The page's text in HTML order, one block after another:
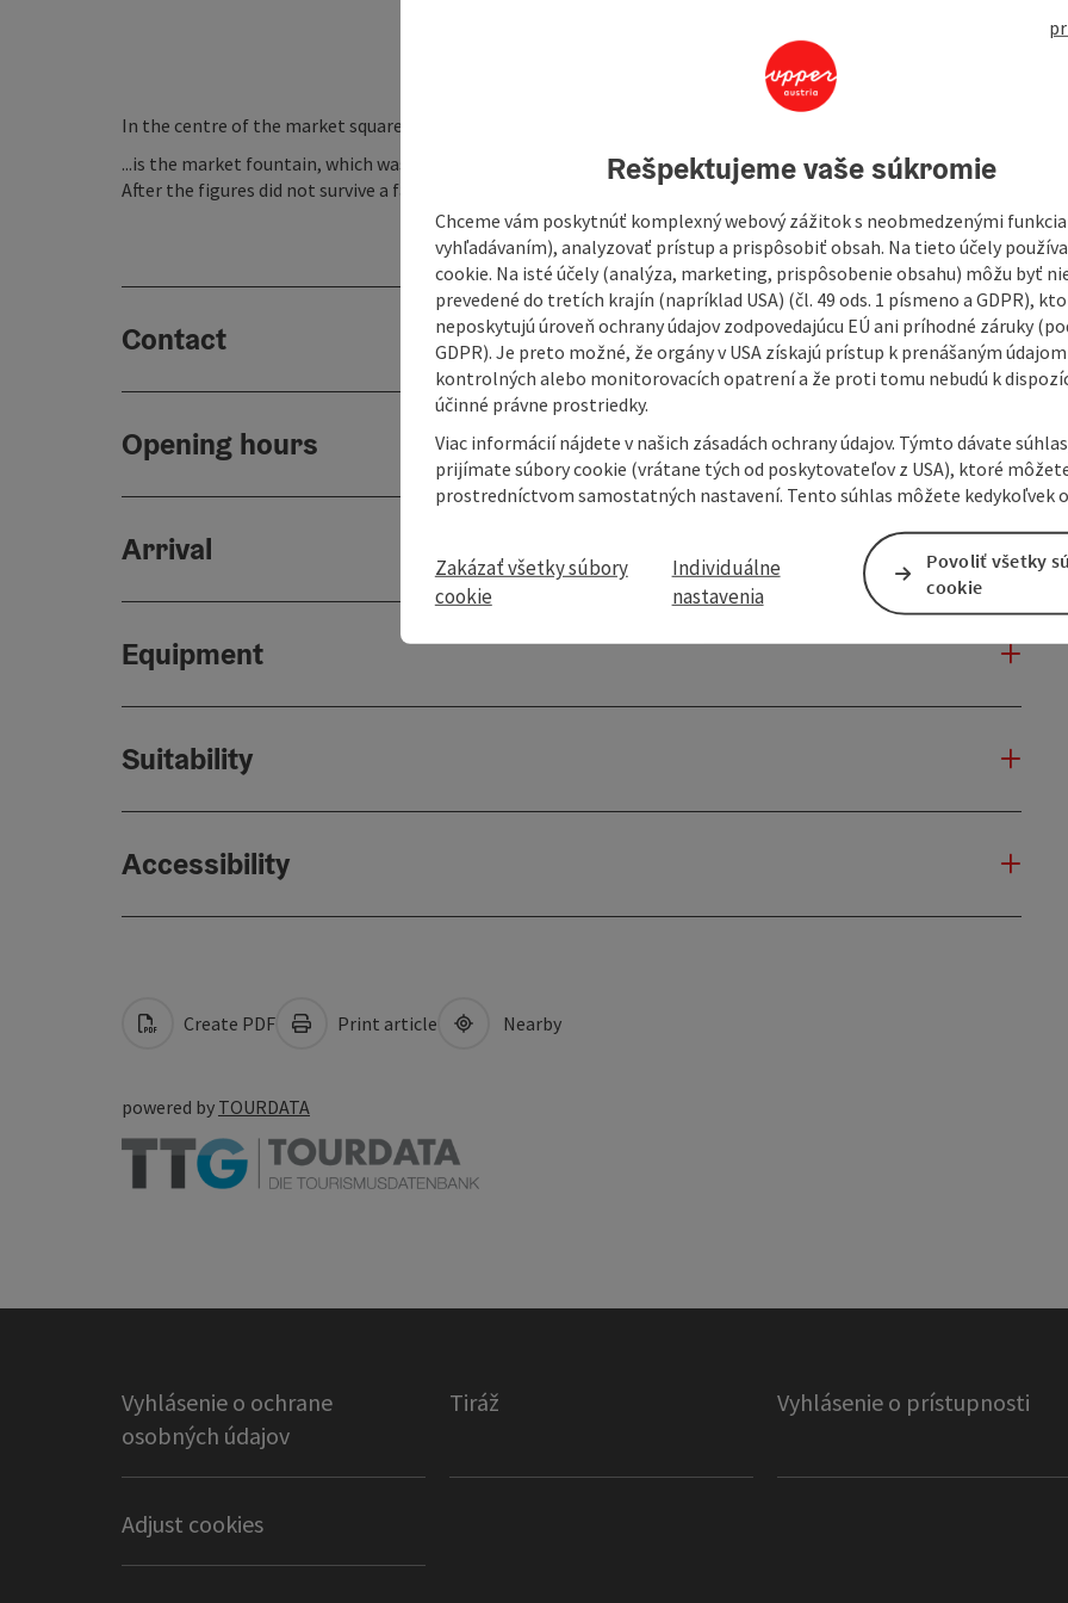
In the centre of the market square in Aurolzmünster...
...is the market fountain, which was built around 1700.
After the figures did not survive a fall in 1966, it was rebuilt in 1981 according to the old model.
Contact
Opening hours
Arrival
Equipment
Suitability
Accessibility
Create PDF Print article Nearby
powered by TOURDATA
Vyhlásenie o ochrane
osobných údajov
Tiráž Vyhlásenie o prístupnosti
Adjust cookies
Rešpektujeme vaše súkromie
Chceme vám poskytnúť komplexný webový zážitok s neobmedzenými
vyhľadávaním), analyzovať prístup a prispôsobiť obsah. Na tieto účely
cookie. Na isté účely (analýza, marketing, prispôsobenie obsahu) môžu byť
prevedené do tretích krajín (napríklad USA) (čl. 49 ods. 1 písmeno a GDPR),
neposkytujú úroveň ochrany údajov zodpovedajúcu EÚ ani príhodné záruky
GDPR). Je preto možné, že orgány v USA získajú prístup k prenášaným
kontrolných alebo monitorovacích opatrení a že proti tomu nebudú k
účinné právne prostriedky.
Viac informácií nájdete v našich zásadách ochrany údajov. Týmto dávate
prijímate súbory cookie (vrátane tých od poskytovateľov z USA), ktoré
prostredníctvom samostatných nastavení. Tento súhlas môžete kedykoľvek
Zakázať všetky súbory
cookie
Individuálne
nastavenia
Povoliť všetky
cookie